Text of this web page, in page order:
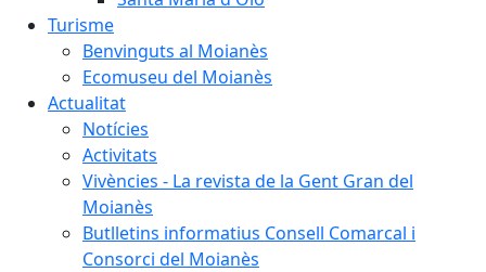
Turisme
Benvinguts al Moianès
Ecomuseu del Moianès
Actualitat
Notícies
Activitats
Vivències - La revista de la Gent Gran del
Moianès
Butlletins informatius Consell Comarcal i
Consorci del Moianès